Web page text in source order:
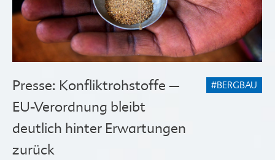
#BERGBAU
Presse: Konfliktrohstoffe –
EU-Verordnung bleibt
deutlich hinter Erwartungen
zurück